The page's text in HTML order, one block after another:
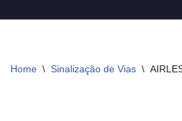
o
Home \ Sinalização de Vias \